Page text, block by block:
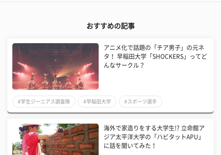
おすすめの記事
アニメ化で話題の「チア男子」の元ネ
タ！ 早稲田大学「SHOCKERS」ってど
んなサークル？
#学生ジーニアス調査隊 #早稲田大学 #スポーツ選手
海外で家造りをする大学生!? 立命館ア
ジア太平洋大学の「ハビタットAPU」
に話を聞いてみた！